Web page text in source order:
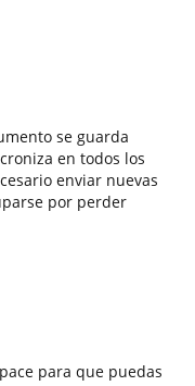
se guarda
en todos los
enviar nuevas
por perder
para que puedas